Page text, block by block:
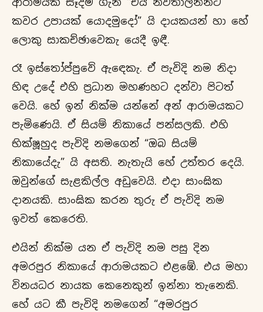
කවර උපායක් යොදමුදෝ” යි දායකයන් හා හේ
ලොකු සාකච්ඡාවෙකැ යෙදී ඉඳී.
රෑ ඉස්තෝප්පුවේ ඇඳෙකැ. ඒ පැවිදි නම නිදා
හිඳ උදේ එහි ප්‍රධාන මහණහට දන්වා පිටත්
වෙයි. හේ ඉන් නික්ම යන්නේ අන් ආරාමයකට
පැමිණෙයි. ඒ සියම් නිකායේ පන්සලකි. එහි
භික්ෂූහුද පැවිදි නමගෙන් “ඔබ සියම්
නිකායේදැ” යි අසති. නැතැයි හේ උත්තර දෙයි.
ඔවුන්ගේ සැළකිල්ල අඩුවෙයි. එදා සාංඝික
දානයකි. සාංඝික කරන තුරු ඒ පැවිදි නම
ඉවත් කෙරෙති.
එයින් නික්ම යන ඒ පැවිදි නම පසු දින
අමරපුර නිකායේ ආරාමයකට එළඹේ. එය මහා
විනයධර නායක කෙනෙකුන් ඉන්නා තැනෙකි.
හේ යට කී පැවිදි නමගෙන් “අමරපුර